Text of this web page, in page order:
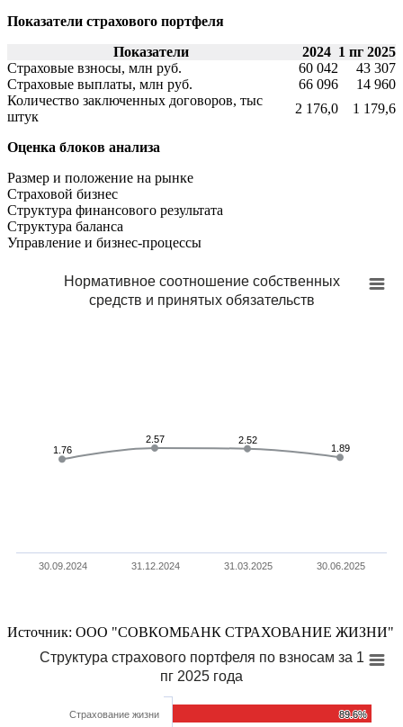
Показатели страхового портфеля
Показатели
2024 1 пг 2025
Страховые взносы, млн руб.
60 042
43 307
Страховые выплаты, млн руб.
66 096
14 960
Количество заключенных договоров, тыс
штук
2 176,0 1 179,6
Оценка блоков анализа
Размер и положение на рынке
Страховой бизнес
Структура финансового результата
Cтруктура баланса
Управление и бизнес-процессы
Нормативное соотношение собственных
средств и принятых обязательств
1.76
1.76
2.57
2.57 2.52
2.52
1.89
1.89
30.09.2024 31.12.2024 31.03.2025 30.06.2025
Источник: ООО "СОВКОМБАНК СТРАХОВАНИЕ ЖИЗНИ"
Структура страхового портфеля по взносам за 1
пг 2025 года
89.6%
89.6%
Cтрахование жизни